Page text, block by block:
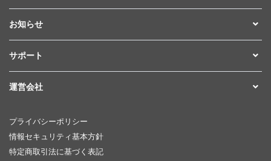
お知らせ
サポート
運営会社
プライバシーポリシー
情報セキュリティ基本方針
特定商取引法に基づく表記